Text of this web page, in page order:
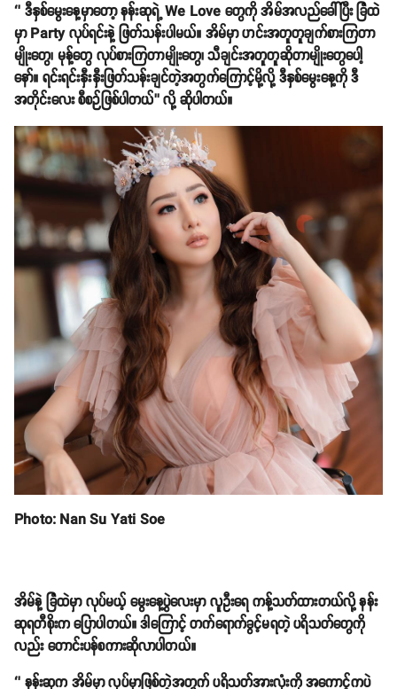
‘’ ဒီနှစ်မွေးနေ့မှာတော့ နန်းဆုရဲ့ We Love တွေကို အိမ်အလည်ခေါ်ပြီး ခြံထဲ
မှာ Party လုပ်ရင်းနဲ့ ဖြတ်သန်းပါမယ်။ အိမ်မှာ ဟင်းအတူတူချက်စားကြတာ
မျိုးတွေ၊ မုန့်တွေ လုပ်စားကြတာမျိုးတွေ၊ သီချင်းအတူတူဆိုတာမျိုးတွေပေါ့
နော်။ ရင်းရင်းနှီးနှီးဖြတ်သန်းချင်တဲ့အတွက်ကြောင့်မို့လို့ ဒီနှစ်မွေးနေ့ကို ဒီ
အတိုင်းလေး စီစဉ်ဖြစ်ပါတယ်’’ လို့ ဆိုပါတယ်။
Photo: Nan Su Yati Soe
အိမ်နဲ့ ခြံထဲမှာ လုပ်မယ့် မွေးနေ့ပွဲလေးမှာ လူဦးရေ ကန့်သတ်ထားတယ်လို့ နန်း
ဆုရတီစိုးက ပြောပါတယ်။ ဒါကြောင့် တက်ရောက်ခွင့်မရတဲ့ ပရိသတ်တွေကို
လည်း တောင်းပန်စကားဆိုလာပါတယ်။
‘’ နန်းဆုက အိမ်မှာ လုပ်မှာဖြစ်တဲ့အတွက် ပရိသတ်အားလုံးကို အကောင့်ကပဲ